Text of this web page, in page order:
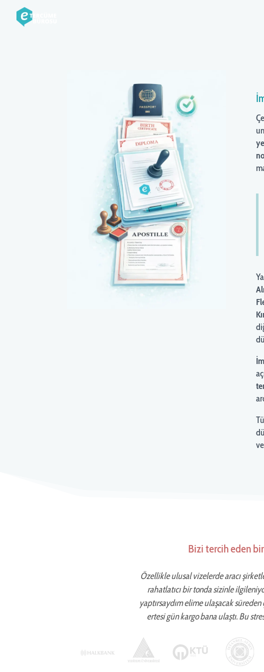
Bizi tercih eden
Özellikle ulusal vizelerde aracı
rahatlatıcı bir tonda sizinle
yaptırsaydım elime ulaşacak
ertesi gün kargo bana ulaştı. Bu